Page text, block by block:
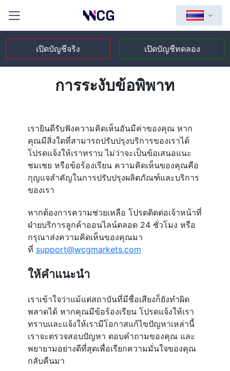
เปิดบัญชีจริง เปิดบัญชีทดลอง
การระงับข้อพิพาท
เรายินดีรับฟังความคิดเห็นอันมีค่าของคุณ หาก
คุณมีสิ่งใดที่สามารถปรับปรุงบริการของเราได้
โปรดแจ้งให้เราทราบ ไม่ว่าจะเป็นข้อเสนอแนะ
ชมเชย หรือข้อร้องเรียน ความคิดเห็นของคุณคือ
กุญแจสำคัญในการปรับปรุงผลิตภัณฑ์และบริการ
ของเรา
หากต้องการความช่วยเหลือ โปรดติดต่อเจ้าหน้าที่
ฝ่ายบริการลูกค้าออนไลน์ตลอด 24 ชั่วโมง หรือ
กรุณาส่งความคิดเห็นของคุณมา
ที่ support@wcgmarkets.com
ให้คำแนะนำ
เราเข้าใจว่าแม้แต่สถาบันที่มีชื่อเสียงก็ยังทำผิด
พลาดได้ หากคุณมีข้อร้องเรียน โปรดแจ้งให้เรา
ทราบและแจ้งให้เรามีโอกาสแก้ไขปัญหาเหล่านี้
เราจะตรวจสอบปัญหา ตอบคำถามของคุณ และ
พยายามอย่างดีที่สุดเพื่อเรียกความมั่นใจของคุณ
กลับคืนมา